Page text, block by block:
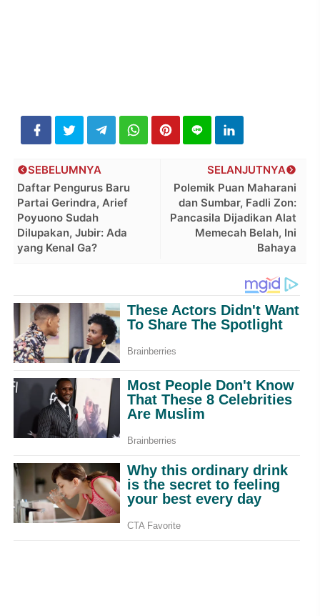
SELANJUTNYA
Polemik Puan Maharani
dan Sumbar, Fadli Zon:
Pancasila Dijadikan Alat
Memecah Belah, Ini
Bahaya
SEBELUMNYA
Daftar Pengurus Baru
Partai Gerindra, Arief
Poyuono Sudah
Dilupakan, Jubir: Ada
yang Kenal Ga?